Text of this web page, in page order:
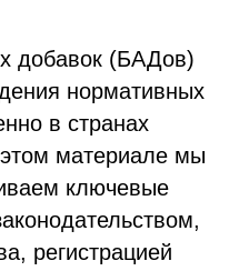
добавок (БАДов)
нормативных
в странах
материале мы
ключевые
регистрацией